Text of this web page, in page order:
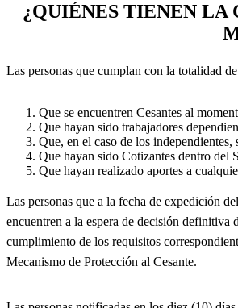
¿QUIÉNES TIENEN LA
Las personas que cumplan con la totalidad
Que se encuentren Cesantes al
Que hayan sido trabajadores
Que, en el caso de los
Que hayan sido Cotizantes dentro del
Que hayan realizado aportes a
Las personas que a la fecha de expedición
encuentren a la espera de decisión definitiva
cumplimiento de los requisitos
Mecanismo de Protección al Cesante.